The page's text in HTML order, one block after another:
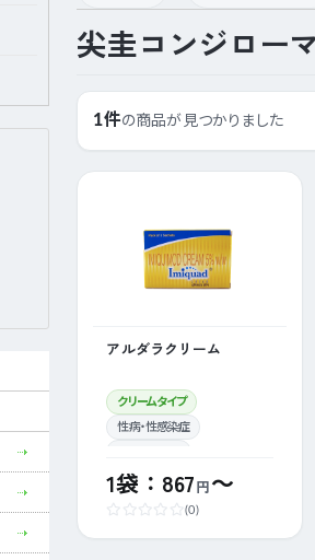
尖圭コンジロー
1件の商品が見つかりました
アルダラクリーム
クリームタイプ
性病・性感染症
1袋：867円～
(0)